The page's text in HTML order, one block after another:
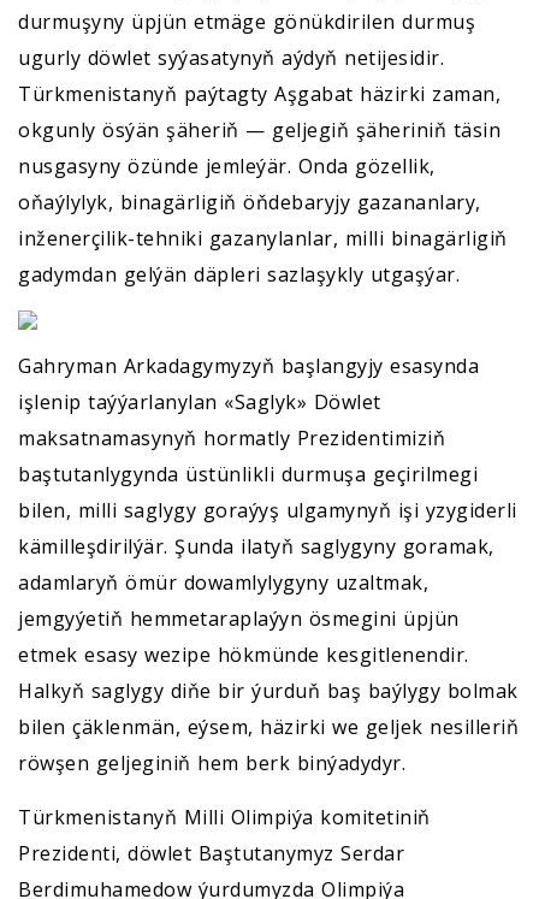
durmuşyny üpjün etmäge gönükdirilen durmuş
ugurly döwlet syýasatynyň aýdyň netijesidir.
Türkmenistanyň paýtagty Aşgabat häzirki zaman,
okgunly ösýän şäheriň — geljegiň şäheriniň täsin
nusgasyny özünde jemleýär. Onda gözellik,
oňaýlylyk, binagärligiň öňdebaryjy gazananlary,
inženerçilik-tehniki gazanylanlar, milli binagärligiň
gadymdan gelýän däpleri sazlaşykly utgaşýar.
Gahryman Arkadagymyzyň başlangyjy esasynda
işlenip taýýarlanylan «Saglyk» Döwlet
maksatnamasynyň hormatly Prezidentimiziň
baştutanlygynda üstünlikli durmuşa geçirilmegi
bilen, milli saglygy goraýyş ulgamynyň işi yzygiderli
kämilleşdirilýär. Şunda ilatyň saglygyny goramak,
adamlaryň ömür dowamlylygyny uzaltmak,
jemgyýetiň hemmetaraplaýyn ösmegini üpjün
etmek esasy wezipe hökmünde kesgitlenendir.
Halkyň saglygy diňe bir ýurduň baş baýlygy bolmak
bilen çäklenmän, eýsem, häzirki we geljek nesilleriň
röwşen geljeginiň hem berk binýadydyr.
Türkmenistanyň Milli Olimpiýa komitetiniň
Prezidenti, döwlet Baştutanymyz Serdar
Berdimuhamedow ýurdumyzda Olimpiýa